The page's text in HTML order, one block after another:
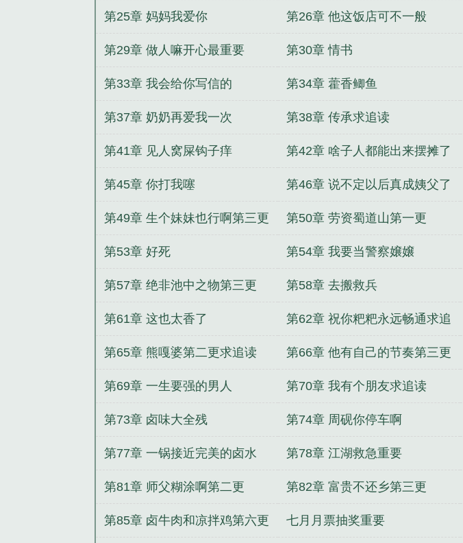
第25章 妈妈我爱你 第26章 他这饭店可不一般
第29章 做人嘛开心最重要 第30章 情书
第33章 我会给你写信的 第34章 藿香鲫鱼
第37章 奶奶再爱我一次 第38章 传承求追读
第41章 见人窝屎钩子痒 第42章 啥子人都能出来摆摊了
吗
第45章 你打我噻 第46章 说不定以后真成姨父了
呢
第49章 生个妹妹也行啊第三更 第50章 劳资蜀道山第一更
第53章 好死 第54章 我要当警察嬢嬢
第57章 绝非池中之物第三更 第58章 去搬救兵
第61章 这也太香了 第62章 祝你粑粑永远畅通求追
读
第65章 熊嘎婆第二更求追读 第66章 他有自己的节奏第三更
求追读
第69章 一生要强的男人 第70章 我有个朋友求追读
第73章 卤味大全残 第74章 周砚你停车啊
第77章 一锅接近完美的卤水 第78章 江湖救急重要
第81章 师父糊涂啊第二更 第82章 富贵不还乡第三更
第85章 卤牛肉和凉拌鸡第六更 七月月票抽奖重要